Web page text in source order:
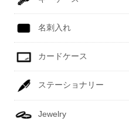
名刺入れ
カードケース
ステーショナリー
Jewelry